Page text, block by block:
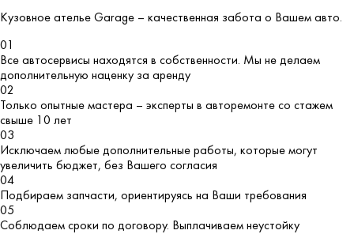
Кузовное ателье Garage – качественная забота о Вашем авто.
01
Все автосервисы находятся в собственности. Мы не делаем
дополнительную наценку за аренду
02
Только опытные мастера – эксперты в авторемонте со стажем
свыше 10 лет
03
Исключаем любые дополнительные работы, которые могут
увеличить бюджет, без Вашего согласия
04
Подбираем запчасти, ориентируясь на Ваши требования
05
Соблюдаем сроки по договору. Выплачиваем неустойку